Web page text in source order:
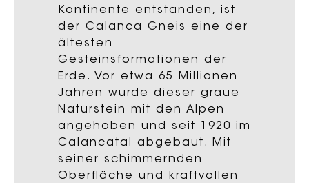
Kontinente entstanden, ist
der Calanca Gneis eine der
ältesten
Gesteinsformationen der
Erde. Vor etwa 65 Millionen
Jahren wurde dieser graue
Naturstein mit den Alpen
angehoben und seit 1920 im
Calancatal abgebaut. Mit
seiner schimmernden
Oberfläche und kraftvollen